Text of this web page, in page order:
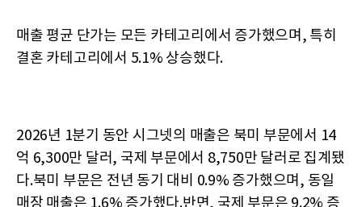
매출 평균 단가는 모든 카테고리에서 증가했으며, 특히
결혼 카테고리에서 5.1% 상승했다.
2026년 1분기 동안 시그넷의 매출은 북미 부문에서 14
억 6,300만 달러, 국제 부문에서 8,750만 달러로 집계됐
다.북미 부문은 전년 동기 대비 0.9% 증가했으며, 동일
매장 매출은 1.6% 증가했다.반면, 국제 부문은 9.2% 증